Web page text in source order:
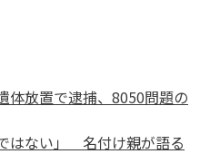
放置で逮捕、8050問題の
はない」 名付け親が語る